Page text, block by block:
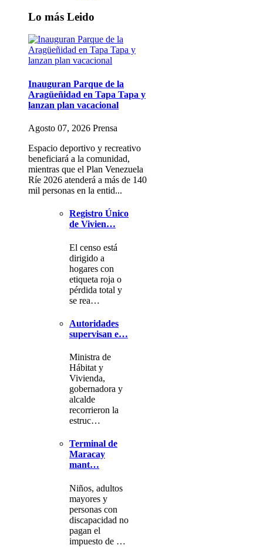
Lo más Leido
Inauguran Parque de la
Aragüeñidad en Tapa Tapa y
lanzan plan vacacional
Agosto 07, 2026 Prensa
Espacio deportivo y recreativo
beneficiará a la comunidad,
mientras que el Plan Venezuela
Ríe 2026 atenderá a más de 140
mil personas en la entid...
Registro Único
de Vivien…
El censo está
dirigido a
hogares con
etiqueta roja o
pérdida total y
se rea…
Autoridades
supervisan e…
Ministra de
Hábitat y
Vivienda,
gobernadora y
alcalde
recorrieron la
estruc…
Terminal de
Maracay
mant…
Niños, adultos
mayores y
personas con
discapacidad no
pagan el
impuesto de …